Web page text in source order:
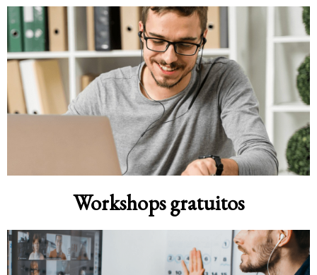
Workshops gratuitos